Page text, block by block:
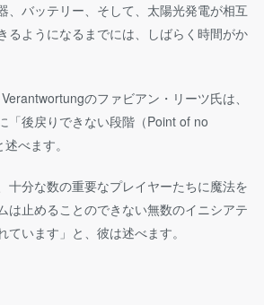
、バッテリー、そして、太陽光発電が相互
るようになるまでには、しばらく時間がか
のファビアン・リーツ氏は、
「後戻りできない段階（Point of no
べます。
十分な数の重要なプレイヤーたちに魔法を
は止めることのできない無数のイニシアテ
ています」と、彼は述べます。